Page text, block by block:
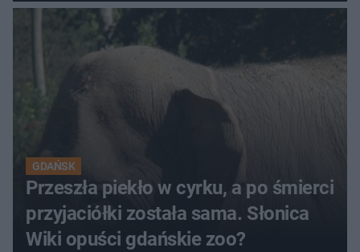
GDAŃSK
Przeszła piekło w cyrku, a po śmierci
przyjaciółki została sama. Słonica
Wiki opuści gdańskie zoo?